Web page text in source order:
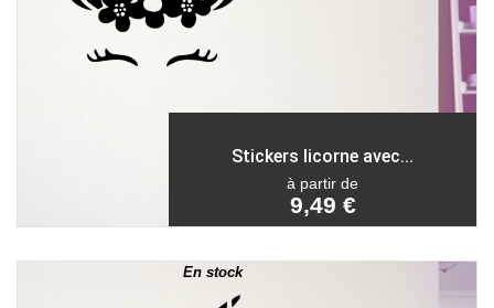
Stickers licorne avec...
à partir de
9,49 €
En stock